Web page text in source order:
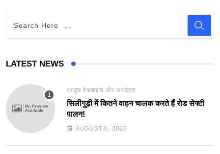
LATEST NEWS
प्रमुख हेडलाइंस और अपडेट्स
सिलीगुड़ी में कितने वाहन चालक करते हैं रोड सेफ्टी
पालन!
AUGUST 6, 2026